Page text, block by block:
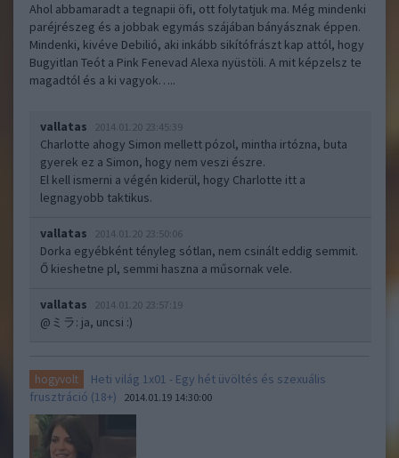
Ahol abbamaradt a tegnapii öfi, ott folytatjuk ma. Még mindenki
paréjrészeg és a jobbak egymás szájában bányásznak éppen.
Mindenki, kivéve Debilió, aki inkább sikítófrászt kap attól, hogy
Bugyitlan Teót a Pink Fenevad Alexa nyüstöli. A mit képzelsz te
magadtól és a ki vagyok…..
vallatas 2014.01.20 23:45:39
Charlotte ahogy Simon mellett pózol, mintha irtózna, buta
gyerek ez a Simon, hogy nem veszi észre.
El kell ismerni a végén kiderül, hogy Charlotte itt a
legnagyobb taktikus.
vallatas 2014.01.20 23:50:06
Dorka egyébként tényleg sótlan, nem csinált eddig semmit.
Ő kieshetne pl, semmi haszna a műsornak vele.
vallatas 2014.01.20 23:57:19
@ミラ: ja, uncsi :)
hogyvolt
Heti világ 1x01 - Egy hét üvöltés és szexuális
frusztráció (18+)
2014.01.19 14:30:00